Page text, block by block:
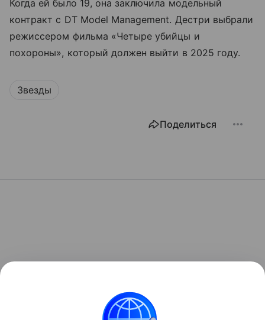
Когда ей было 19, она заключила модельный
контракт с DT Model Management. Дестри выбрали
режиссером фильма «Четыре убийцы и
похороны», который должен выйти в 2025 году.
Звезды
Поделиться